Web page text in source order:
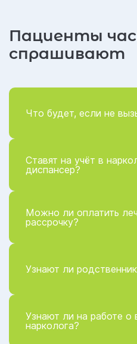
Пациенты
спрашивают
Что будет, если не
Ставят на учёт в
диспансер?
Можно ли оплатить
рассрочку?
Узнают ли
Узнают ли на работе о
нарколога?